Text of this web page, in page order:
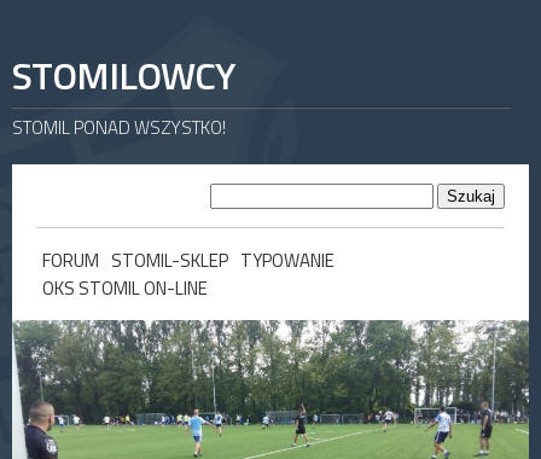
STOMILOWCY
STOMIL PONAD WSZYSTKO!
FORUM STOMIL-SKLEP TYPOWANIE
OKS STOMIL ON-LINE